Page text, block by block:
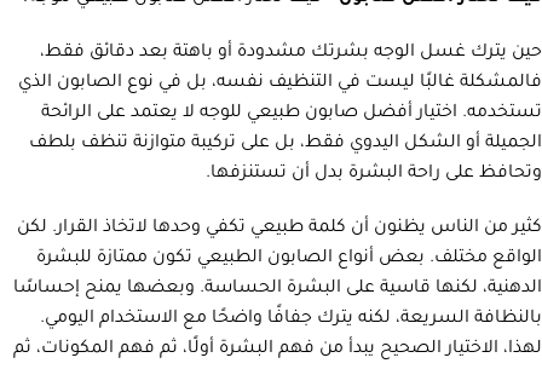
حين يترك غسل الوجه بشرتك مشدودة أو باهتة بعد دقائق فقط،
فالمشكلة غالبًا ليست في التنظيف نفسه، بل في نوع الصابون الذي
تستخدمه. اختيار أفضل صابون طبيعي للوجه لا يعتمد على الرائحة
الجميلة أو الشكل اليدوي فقط، بل على تركيبة متوازنة تنظف بلطف
وتحافظ على راحة البشرة بدل أن تستنزفها.
كثير من الناس يظنون أن كلمة طبيعي تكفي وحدها لاتخاذ القرار. لكن
الواقع مختلف. بعض أنواع الصابون الطبيعي تكون ممتازة للبشرة
الدهنية، لكنها قاسية على البشرة الحساسة. وبعضها يمنح إحساسًا
بالنظافة السريعة، لكنه يترك جفافًا واضحًا مع الاستخدام اليومي.
لهذا، الاختيار الصحيح يبدأ من فهم البشرة أولًا، ثم فهم المكونات، ثم